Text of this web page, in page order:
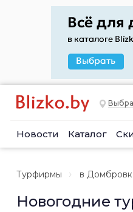
Новости Каталог
Турфирмы в
Новогодние